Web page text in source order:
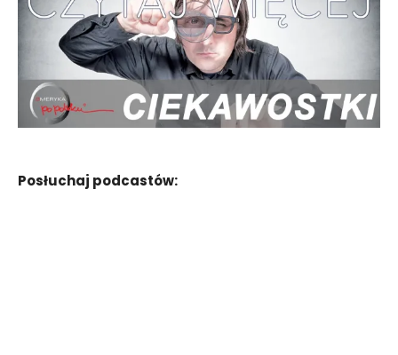
Posłuchaj podcastów: